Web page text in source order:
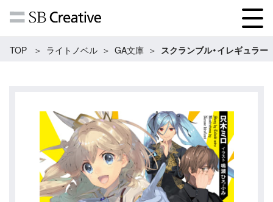
TOP ライトノベル GA文庫 スクランブル・イレギュラ